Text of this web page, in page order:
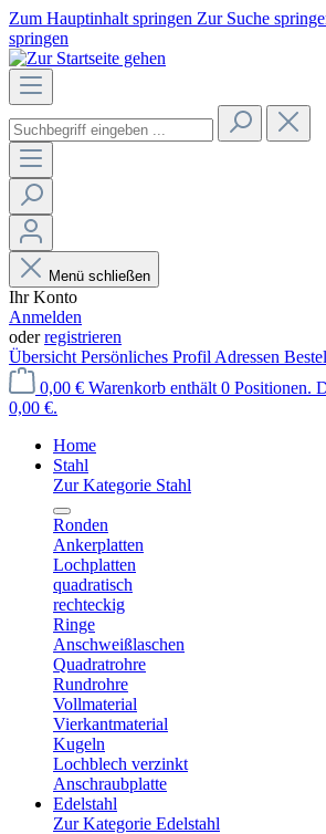
Zum Hauptinhalt springen Zur Suche
springen
Menü schließen
Ihr Konto
Anmelden
oderregistrieren
Übersicht Persönliches Profil Adressen
0,00 € Warenkorb enthält 0 Positionen.
0,00 €.
Home
Stahl
Zur Kategorie Stahl
Ronden
Ankerplatten
Lochplatten
quadratisch
rechteckig
Ringe
Anschweißlaschen
Quadratrohre
Rundrohre
Vollmaterial
Vierkantmaterial
Kugeln
Lochblech verzinkt
Anschraubplatte
Edelstahl
Zur Kategorie Edelstahl